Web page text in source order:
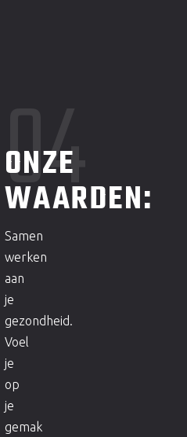
ONZE
WAARDEN:
04
Samen
werken
aan
je
gezondheid.
Voel
je
op
je
gemak